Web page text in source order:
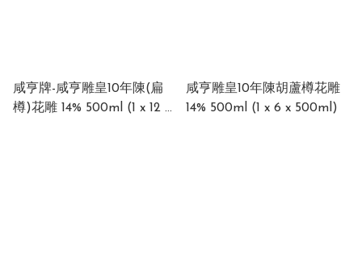
咸亨牌-咸亨雕皇10年陳(扁
樽)花雕 14% 500ml (1 x 12 x
咸亨雕皇10年陳胡蘆樽花雕
14% 500ml (1 x 6 x 500ml)